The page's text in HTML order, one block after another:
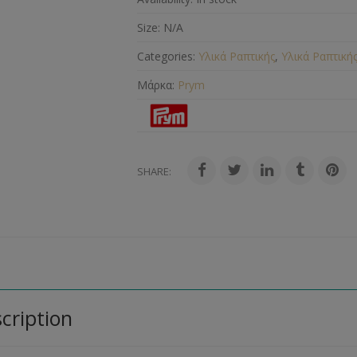
Size: N/A
Categories: Υλικά Ραπτικής, Υλικά
Μάρκα: Prym
SHARE: